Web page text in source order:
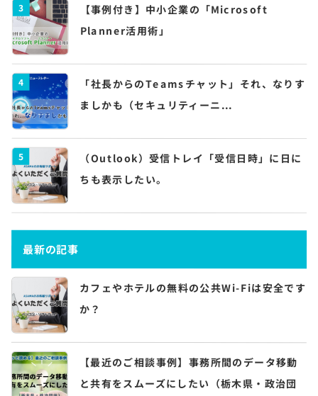
3 【事例付き】中小企業の「Microsoft
Planner活用術」
4 「社長からのTeamsチャット」それ、なりす
ましかも（セキュリティーニ...
5 （Outlook）受信トレイ「受信日時」に日に
ちも表示したい。
最新の記事
カフェやホテルの無料の公共Wi-Fiは安全です
か？
【最近のご相談事例】事務所間のデータ移動
と共有をスムーズにしたい（栃木県・政治団